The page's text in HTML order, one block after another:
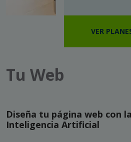
VER
Tu Web
Diseña tu página web con
Inteligencia Artificial